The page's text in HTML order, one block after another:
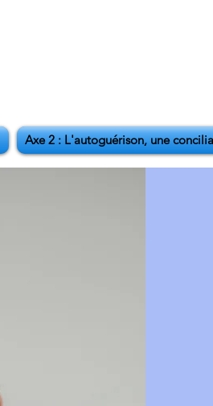
Axe 2 : L'autoguérison, une